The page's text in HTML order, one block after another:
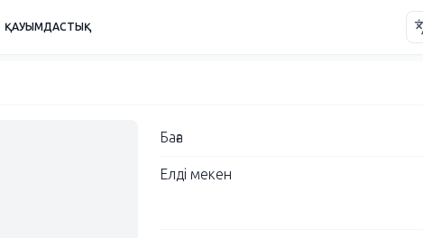
ҚАУЫМДАСТЫҚ
Баға
Елді мекен